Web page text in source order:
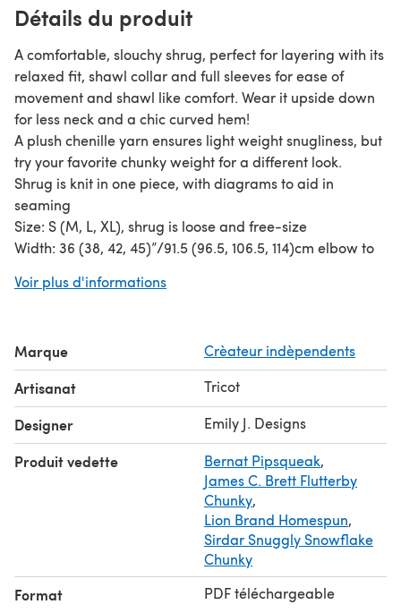
Détails du produit
A comfortable, slouchy shrug, perfect for layering with its
relaxed fit, shawl collar and full sleeves for ease of
movement and shawl like comfort. Wear it upside down
for less neck and a chic curved hem!
A plush chenille yarn ensures light weight snugliness, but
try your favorite chunky weight for a different look.
Shrug is knit in one piece, with diagrams to aid in
seaming
Size: S (M, L, XL), shrug is loose and free-size
Width: 36 (38, 42, 45)”/91.5 (96.5, 106.5, 114)cm elbow to
Length: 20 (21, 23, 24)”/51 (53.5, 58.5, 61)cm down center
(148yds/136m, 100g/3.5oz, 100% polyester) Shown in #41
Cloudburst
Needles: US 9 (5.5mm) circular needles in desired length,
28-40”/70-100cm suggested or size to obtain gauge
Gauge: 12 sts and 26 rows = 4”/10cm in garter stitch
Voir plus d'informations
Marque Crèateur indèpendents
Artisanat Tricot
Designer Emily J. Designs
Produit vedette Bernat Pipsqueak,
James C. Brett Flutterby
Chunky,
Lion Brand Homespun,
Sirdar Snuggly Snowflake
Chunky
Format PDF téléchargeable